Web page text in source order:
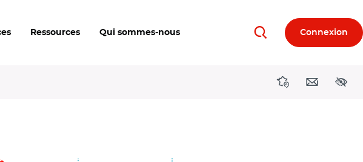
Ressources Qui sommes-nous RechercherConnexion
DirectionsContact